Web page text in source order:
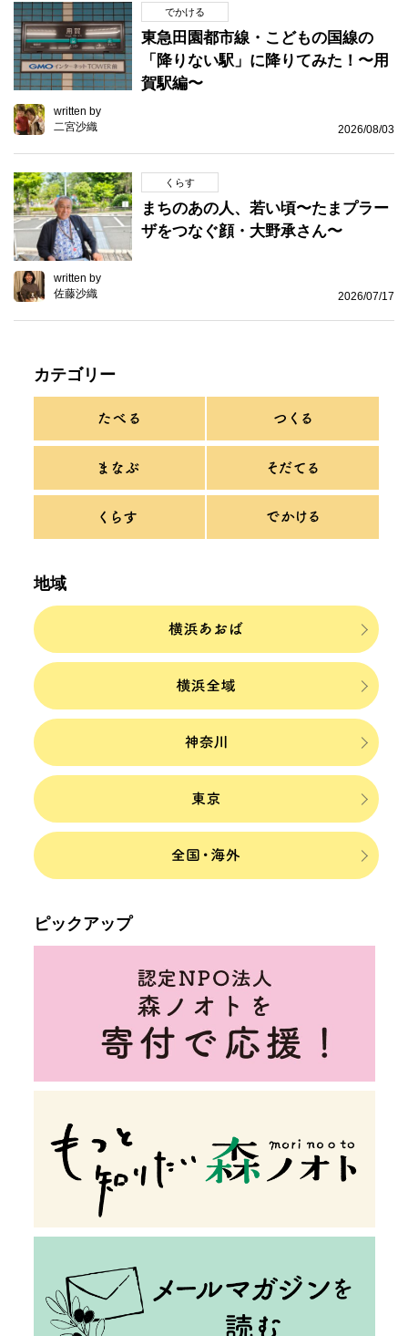
でかける
東急田園都市線・こどもの国線の
「降りない駅」に降りてみた！〜用
賀駅編〜
written by
二宮沙織
2026/08/03
くらす
まちのあの人、若い頃〜たまプラー
ザをつなぐ顔・大野承さん〜
written by
佐藤沙織
2026/07/17
カテゴリー
地域
ピックアップ